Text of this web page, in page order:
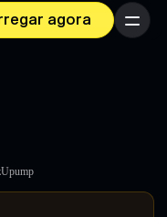
agora Menu